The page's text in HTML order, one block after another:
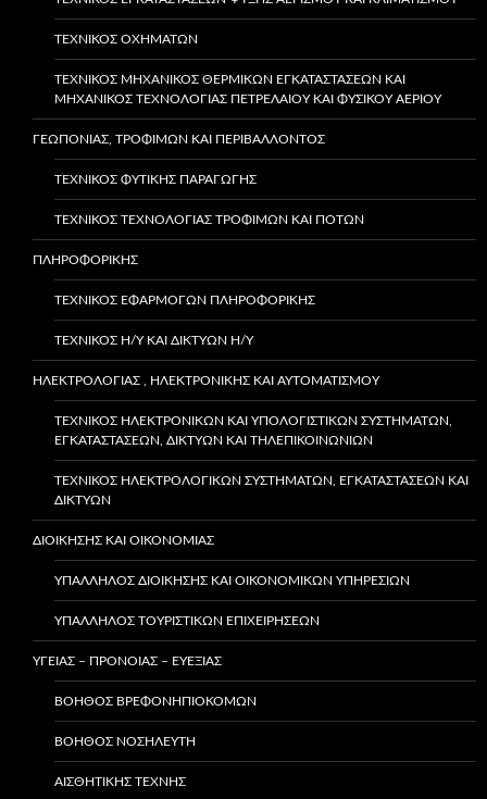
ΤΕΧΝΙΚΌΣ ΟΧΗΜΆΤΩΝ
ΤΕΧΝΙΚΌΣ ΜΗΧΑΝΙΚΌΣ ΘΕΡΜΙΚΏΝ ΕΓΚΑΤΑΣΤΆΣΕΩΝ ΚΑΙ
ΜΗΧΑΝΙΚΌΣ ΤΕΧΝΟΛΟΓΊΑΣ ΠΕΤΡΕΛΑΊΟΥ ΚΑΙ ΦΥΣΙΚΟΎ ΑΕΡΊΟΥ
ΓΕΩΠΟΝΙΑΣ, ΤΡΟΦΙΜΩΝ ΚΑΙ ΠΕΡΙΒΑΛΛΟΝΤΟΣ
ΤΕΧΝΙΚΌΣ ΦΥΤΙΚΉΣ ΠΑΡΑΓΩΓΉΣ
ΤΕΧΝΙΚΟΣ ΤΕΧΝΟΛΟΓΙΑΣ ΤΡΟΦΙΜΩΝ ΚΑΙ ΠΟΤΩΝ
ΠΛΗΡΟΦΟΡΙΚΗΣ
ΤΕΧΝΙΚΌΣ ΕΦΑΡΜΟΓΏΝ ΠΛΗΡΟΦΟΡΙΚΉΣ
ΤΕΧΝΙΚΌΣ Η/Υ ΚΑΙ ΔΙΚΤΎΩΝ Η/Υ
ΗΛΕΚΤΡΟΛΟΓΙΑΣ , ΗΛΕΚΤΡΟΝΙΚΗΣ ΚΑΙ ΑΥΤΟΜΑΤΙΣΜΟΥ
ΤΕΧΝΙΚΌΣ ΗΛΕΚΤΡΟΝΙΚΏΝ ΚΑΙ ΥΠΟΛΟΓΙΣΤΙΚΏΝ ΣΥΣΤΗΜΆΤΩΝ,
ΕΓΚΑΤΑΣΤΆΣΕΩΝ, ΔΙΚΤΎΩΝ ΚΑΙ ΤΗΛΕΠΙΚΟΙΝΩΝΙΏΝ
ΤΕΧΝΙΚΌΣ ΗΛΕΚΤΡΟΛΟΓΙΚΏΝ ΣΥΣΤΗΜΆΤΩΝ, ΕΓΚΑΤΑΣΤΆΣΕΩΝ ΚΑΙ
ΔΙΚΤΎΩΝ
ΔΙΟΙΚΗΣΗΣ ΚΑΙ ΟΙΚΟΝΟΜΙΑΣ
ΥΠΆΛΛΗΛΟΣ ΔΙΟΊΚΗΣΗΣ ΚΑΙ ΟΙΚΟΝΟΜΙΚΏΝ ΥΠΗΡΕΣΙΏΝ
ΥΠΑΛΛΗΛΟΣ ΤΟΥΡΙΣΤΙΚΩΝ ΕΠΙΧΕΙΡΗΣΕΩΝ
ΥΓΕΙΑΣ – ΠΡΟΝΟΙΑΣ – ΕΥΕΞΙΑΣ
ΒΟΗΘΌΣ ΒΡΕΦΟΝΗΠΙΟΚΌΜΩΝ
ΒΟΗΘΌΣ ΝΟΣΗΛΕΥΤΉ
ΑΙΣΘΗΤΙΚΉΣ ΤΈΧΝΗΣ